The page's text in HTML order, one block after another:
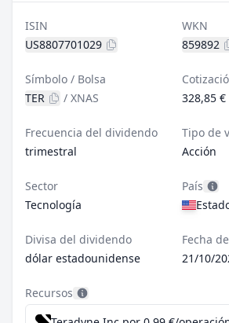
ISIN
US8807701029
WKN
859892
Símbolo / Bolsa
TER
/ XNAS
328,85 €
Frecuencia del dividendo
trimestral
Tipo de
Acción
Sector
Tecnología
País
Divisa del dividendo
dólar estadounidense
Fecha
21/10/
Recursos